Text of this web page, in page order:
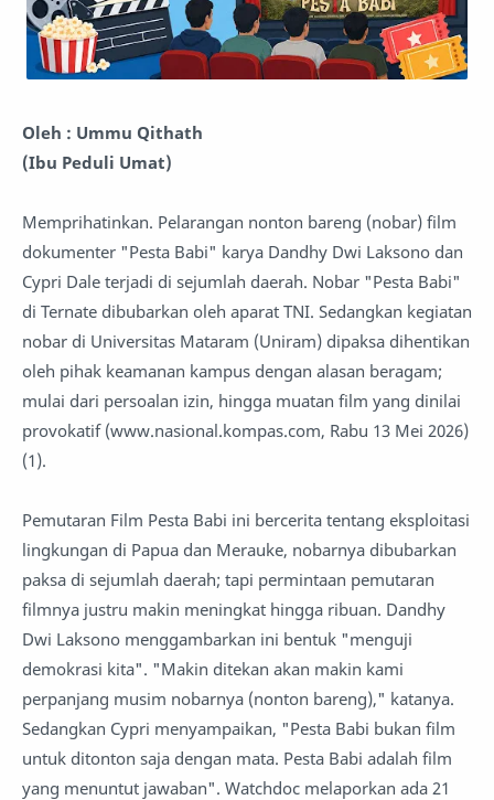
Oleh : Ummu Qithath
(Ibu Peduli Umat)
Memprihatinkan. Pelarangan nonton bareng (nobar) film
dokumenter "Pesta Babi" karya Dandhy Dwi Laksono dan
Cypri Dale terjadi di sejumlah daerah. Nobar "Pesta Babi"
di Ternate dibubarkan oleh aparat TNI. Sedangkan kegiatan
nobar di Universitas Mataram (Uniram) dipaksa dihentikan
oleh pihak keamanan kampus dengan alasan beragam;
mulai dari persoalan izin, hingga muatan film yang dinilai
provokatif (www.nasional.kompas.com, Rabu 13 Mei 2026)
(1).
Pemutaran Film Pesta Babi ini bercerita tentang eksploitasi
lingkungan di Papua dan Merauke, nobarnya dibubarkan
paksa di sejumlah daerah; tapi permintaan pemutaran
filmnya justru makin meningkat hingga ribuan. Dandhy
Dwi Laksono menggambarkan ini bentuk "menguji
demokrasi kita". "Makin ditekan akan makin kami
perpanjang musim nobarnya (nonton bareng)," katanya.
Sedangkan Cypri menyampaikan, "Pesta Babi bukan film
untuk ditonton saja dengan mata. Pesta Babi adalah film
yang menuntut jawaban". Watchdoc melaporkan ada 21